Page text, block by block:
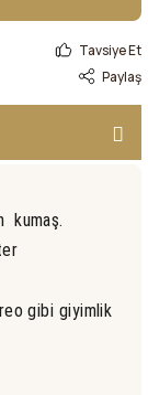
Tavsiye Et
Paylaş
kumaş.
gibi giyimlik